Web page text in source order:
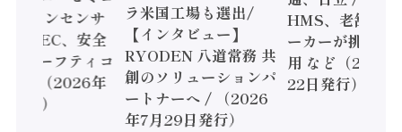
ジョンセンサ
/ IDEC、安全
すセーフティコ
ーラ（2026年
発行）
ラ米国工場も選出/
【インタビュー】
RYODEN 八道常務 共
創のソリューションパ
ートナーへ / （2026
年7月29日発行）
HMS、老舗ポ
ーカーが挑むデ
用 など（2026
22日発行）